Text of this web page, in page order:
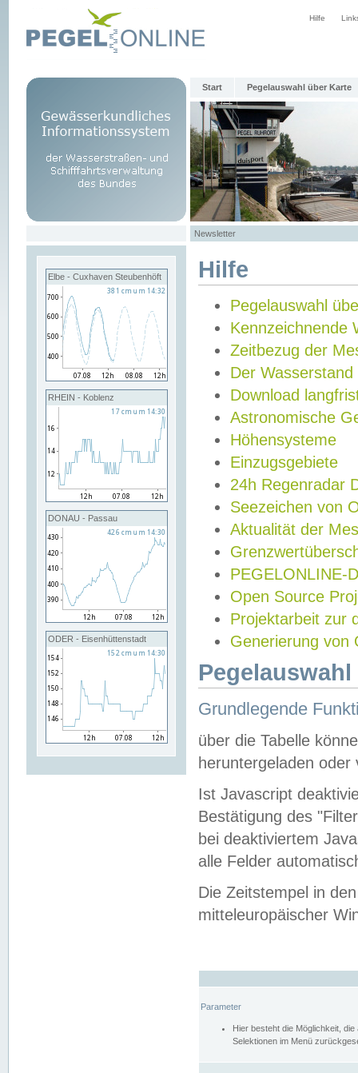
Hilfe
Start Pegelauswahl über Karte
Newsletter
Elbe - Cuxhaven Steubenhöft
RHEIN - Koblenz
DONAU - Passau
ODER - Eisenhüttenstadt
Hilfe
Pegelauswahl
Kennzeichnende
Zeitbezug der
Der Wasserstand
Download
Astronomische
Höhensysteme
Einzugsgebiete
24h Regenradar
Seezeichen von
Aktualität der
PEGELONLINE-
Open Source
Projektarbeit zur
Generierung von
Grundlegende
über die Tabelle
heruntergeladen oder
Ist Javascript
Bestätigung des
bei deaktiviertem
alle Felder
Die Zeitstempel in
mitteleuropäischer
Parameter
Hier besteht die Möglichkeit,
Selektionen im Menü